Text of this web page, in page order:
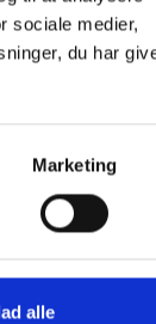
sociale medier,
du har
Marketing
alle